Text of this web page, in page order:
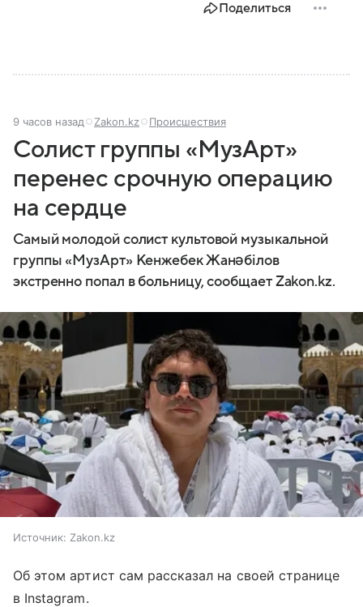
Поделиться
9 часов назад Zakon.kz Происшествия
Солист группы «МузАрт»
перенес срочную операцию
на сердце
Самый молодой солист культовой музыкальной
группы «МузАрт» Кенжебек Жанәбілов
экстренно попал в больницу, сообщает Zakon.kz.
Источник: Zakon.kz
Об этом артист сам рассказал на своей странице
в Instagram.